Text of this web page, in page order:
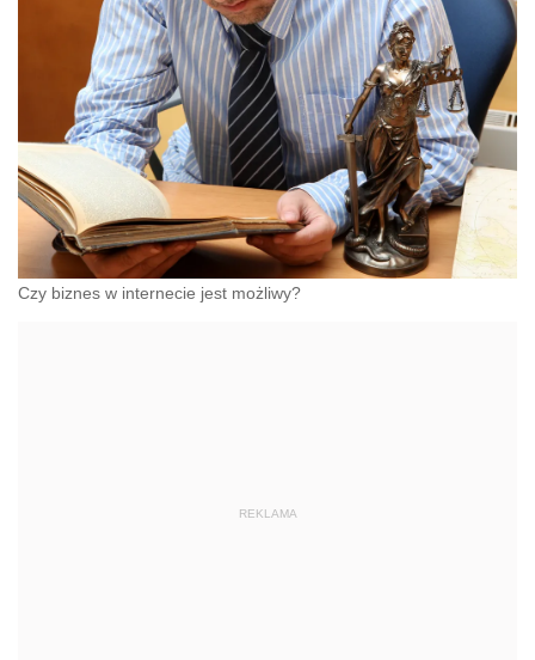
Czy biznes w internecie jest możliwy?